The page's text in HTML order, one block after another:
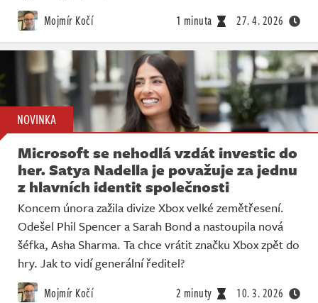
Mojmír Kočí 1 minuta 27. 4. 2026
NOVINKA
Microsoft se nehodlá vzdát investic do
her. Satya Nadella je považuje za jednu
z hlavních identit společnosti
Koncem února zažila divize Xbox velké zemětřesení.
Odešel Phil Spencer a Sarah Bond a nastoupila nová
šéfka, Asha Sharma. Ta chce vrátit značku Xbox zpět do
hry. Jak to vidí generální ředitel?
Mojmír Kočí 2 minuty 10. 3. 2026